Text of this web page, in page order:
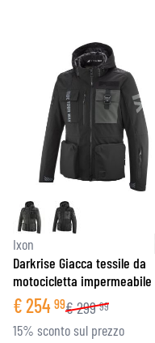
Ixon
Darkrise Giacca tessile da
motocicletta impermeabile
€254 99€299 99
15% sconto sul prezzo